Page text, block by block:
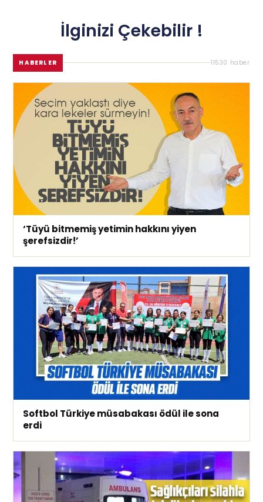
İlginizi Çekebilir !
HABERLER 11530 haber
‘Tüyü bitmemiş yetimin hakkını yiyen
şerefsizdir!’
Softbol Türkiye müsabakası ödül ile sona
erdi